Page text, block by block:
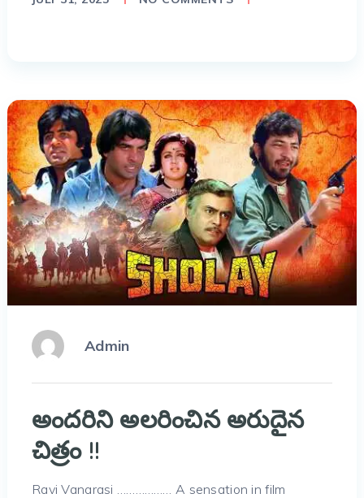
Admin
అందరిని అలరించిన అరుదైన
చిత్రం !!
Ravi Vanarasi ……………… A sensation in film